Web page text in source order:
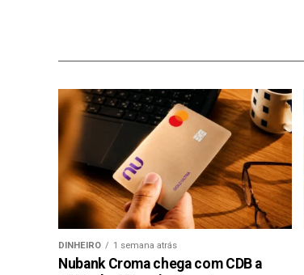
DINHEIRO 1 semana atrás
Nubank Croma chega com CDB a